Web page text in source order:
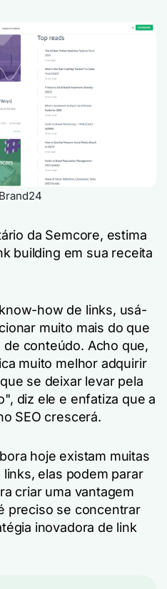
da Semcore, estima
building em sua receita
how de links, usá-
muito mais do que
conteúdo. Acho que,
muito melhor adquirir
se deixar levar pela
diz ele e enfatiza que a
SEO crescerá.
hoje existam muitas
elas podem parar
criar uma vantagem
preciso se concentrar
inovadora de link